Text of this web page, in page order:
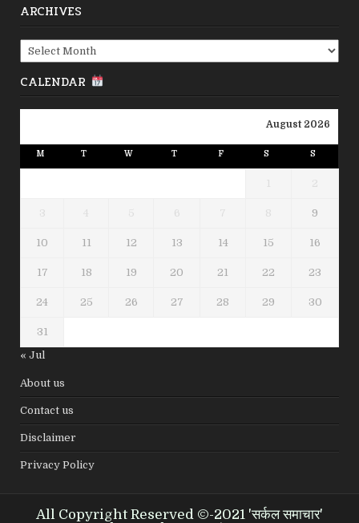
ARCHIVES
Archives
CALENDAR
August 2026
M T W T F S S
1 2
3 4 5 6 7 8 9
10 11 12 13 14 15 16
17 18 19 20 21 22 23
24 25 26 27 28 29 30
31
« Jul
About us
Contact us
Disclaimer
Privacy Policy
All Copyright Reserved ©-2021 'सर्कल समाचार'